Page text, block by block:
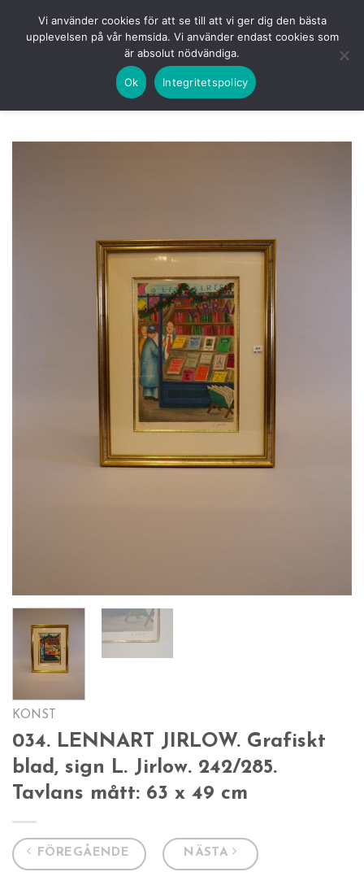
KOMMANDE LOGGA IN
KONST
034. LENNART JIRLOW. Grafiskt
blad, sign L. Jirlow. 242/285.
Tavlans mått: 63 x 49 cm
FÖREGÅENDE NÄSTA
Vi använder cookies för att se till att vi ger dig den bästa
upplevelsen på vår hemsida. Vi använder endast cookies som
är absolut nödvändiga.
Ok Integritetspolicy